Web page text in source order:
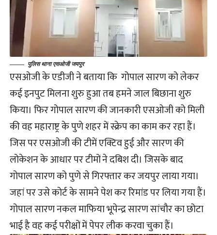
पुलिस थाना एसओजी जयपुर
एसओजी के एडीजी ने बताया कि गोपाल सारण को लेकर
कई इनपुट मिलना शुरु हुआ तब हमने जाल बिछाना शुरु
किया। फिर गोपाल सारण की जानकारी एसओजी को मिली
की वह महाराष्ट्र के पुणे शहर में स्क्रेप का काम कर रहा हैं।
जिस पर एसओजी की टीमें एक्टिव हुई और सारण की
लोकेशन के आधार पर टीमों ने दबिश दी। जिसके बाद
गोपाल सारण को पुणे से गिरफ्तार कर जयपुर लाया गया।
जहां पर उसे कोर्ट के सामने पेश कर रिमांड पर लिया गया हैं।
गोपाल सारण नकल माफिया भूपेन्द्र सारण सांचौर का छोटा
भाई है वह कई परीक्षों में पेपर लीक करवा चुका हैं।